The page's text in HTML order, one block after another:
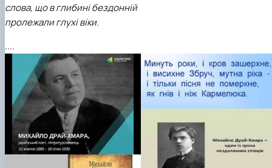
слова, що в глибині бездонній
пролежали глухі віки.
....